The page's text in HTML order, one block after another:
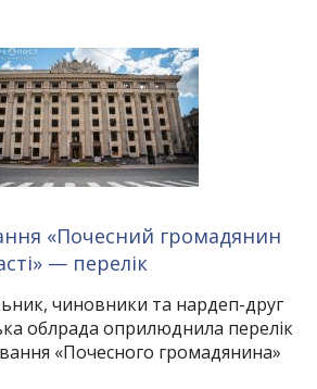
«Почесний громадянин
— перелік
чиновники та нардеп-друг
облрада оприлюднила перелік
«Почесного громадянина»